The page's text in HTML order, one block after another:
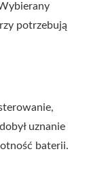
potrzebują
uznanie
baterii.